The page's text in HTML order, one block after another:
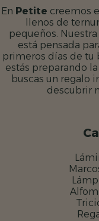
En Petite creemos
llenos de
pequeños. Nuestra
está pensada
primeros días de tu
estás preparando
buscas un regalo
descubrir